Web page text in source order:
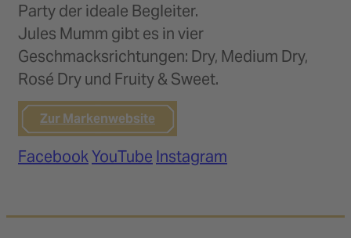
Party der ideale Begleiter.
Jules Mumm gibt es in vier
Geschmacksrichtungen: Dry, Medium Dry,
Rosé Dry und Fruity & Sweet.
Zur Markenwebsite
FacebookYouTube Instagram